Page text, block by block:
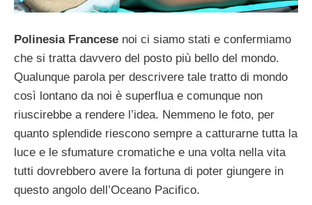
Polinesia Francese noi ci siamo stati e confermiamo
che si tratta davvero del posto più bello del mondo.
Qualunque parola per descrivere tale tratto di mondo
così lontano da noi è superflua e comunque non
riuscirebbe a rendere l’idea. Nemmeno le foto, per
quanto splendide riescono sempre a catturarne tutta la
luce e le sfumature cromatiche e una volta nella vita
tutti dovrebbero avere la fortuna di poter giungere in
questo angolo dell’Oceano Pacifico.